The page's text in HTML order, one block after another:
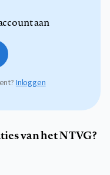
aan
Inloggen
van het NTVG?